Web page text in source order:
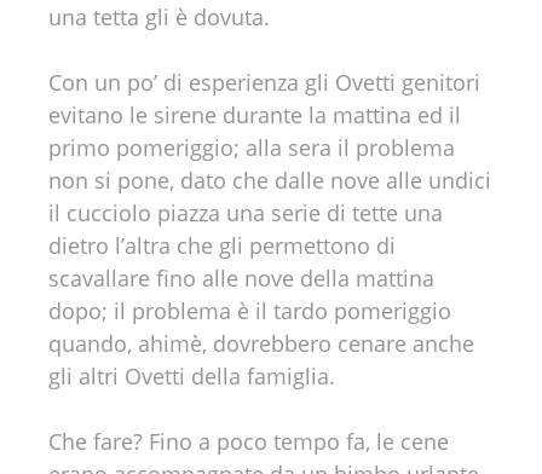
una tetta gli è dovuta.
Con un po’ di esperienza gli Ovetti genitori
evitano le sirene durante la mattina ed il
primo pomeriggio; alla sera il problema
non si pone, dato che dalle nove alle undici
il cucciolo piazza una serie di tette una
dietro l’altra che gli permettono di
scavallare fino alle nove della mattina
dopo; il problema è il tardo pomeriggio
quando, ahimè, dovrebbero cenare anche
gli altri Ovetti della famiglia.
Che fare? Fino a poco tempo fa, le cene